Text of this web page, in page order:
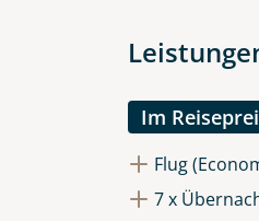
Im
Flug
7 x